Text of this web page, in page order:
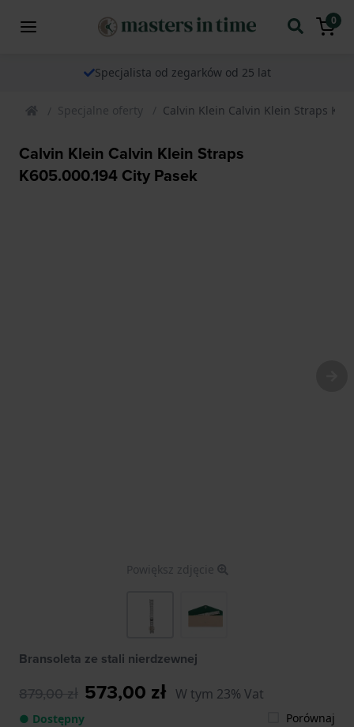
0
Specjalista od zegarków od 25 lat
Specjalne oferty Calvin Klein Calvin Klein Straps
Calvin Klein Calvin Klein Straps
K605.000.194 City Pasek
Powiększ zdjęcie
Bransoleta ze stali nierdzewnej
879,00 zł 573,00 zł W tym 23% Vat
● Dostępny Porównaj